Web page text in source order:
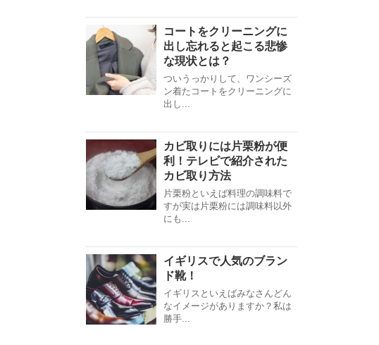
コートをクリーニングに
出し忘れると起こる悲惨
な現状とは？
ついうっかりして、ワンシーズ
ン着たコートをクリーニングに
出し...
カビ取りには片栗粉が便
利！テレビで紹介された
カビ取り方法
片栗粉といえば料理の調味料で
すが実は片栗粉には調味料以外
にも...
イギリスで人気のブラン
ド靴！
イギリスといえばみなさんどん
なイメージがありますか？私は
勝手...